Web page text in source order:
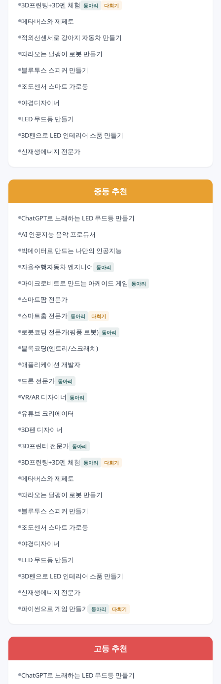
3D프린팅+3D펜 체험 동아리 다회기
메타버스와 제페토
적외선센서로 강아지 자동차 만들기
따라오는 달팽이 로봇 만들기
블루투스 스피커 만들기
조도센서 스마트 가로등
야경디자이너
LED 무드등 만들기
3D펜으로 LED 인테리어 소품 만들기
신재생에너지 전문가
중등 추천
ChatGPT로 노래하는 LED 무드등 만들기
AI 인공지능 음악 프로듀서
빅데이터로 만드는 나만의 인공지능
자율주행자동차 엔지니어 동아리
마이크로비트로 만드는 아케이드 게임 동아리
스마트팜 전문가
스마트홈 전문가 동아리 다회기
로봇코딩 전문가(핑퐁 로봇) 동아리
블록코딩(엔트리/스크래치)
애플리케이션 개발자
드론 전문가 동아리
VR/AR 디자이너 동아리
유튜브 크리에이터
3D펜 디자이너
3D프린터 전문가 동아리
3D프린팅+3D펜 체험 동아리 다회기
메타버스와 제페토
따라오는 달팽이 로봇 만들기
블루투스 스피커 만들기
조도센서 스마트 가로등
야경디자이너
LED 무드등 만들기
3D펜으로 LED 인테리어 소품 만들기
신재생에너지 전문가
파이썬으로 게임 만들기 동아리 다회기
고등 추천
ChatGPT로 노래하는 LED 무드등 만들기